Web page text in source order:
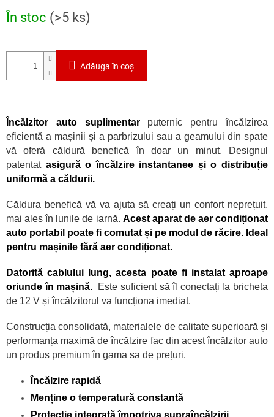
Evaluare
preţ:
În stoc (>5 ks)
Adăuga în coş
Încălzitor auto suplimentar puternic pentruîncălzirea
eficientă a mașinii și a parbrizului sau a geamului din spate
vă oferă căldură benefică în doar un minut. Designul
patentat asigură o încălzire instantanee și o distribuție
uniformă a căldurii.
Căldura benefică vă va ajuta să creați un confort neprețuit,
mai alesîn lunile de iarnă. Acest aparat de aer condiționat
auto portabil poate fi comutat și pe modul de răcire. Ideal
pentru mașinile fără aer condiționat.
Datorită cablului lung, acesta poate fi instalat aproape
oriundeîn mașină. Este suficient să îl conectați la bricheta
de 12 V și încălzitorul va funcționa imediat.
Construcția consolidată, materialele de calitate superioară și
performanța maximă deîncălzire fac din acest încălzitor auto
un produs premium în gama sa de prețuri.
ncălzire rapidă
Menține o temperatură constantă